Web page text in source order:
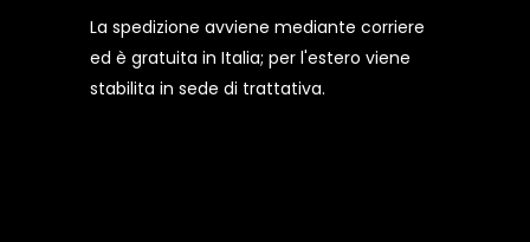
La spedizione avviene mediante corriere
ed è gratuita in Italia; per l'estero viene
stabilita in sede di trattativa.